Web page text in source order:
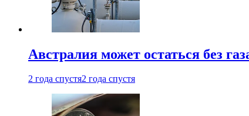
Австралия может остаться без
2 года спустя2 года спустя